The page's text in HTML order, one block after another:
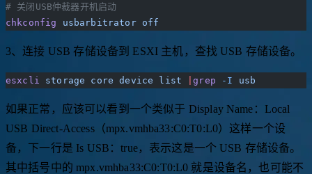
# 关闭USB仲裁器开机启动
chkconfig usbarbitrator off
3、连接 USB 存储设备到 ESXI 主机，查找 USB 存储设备。
esxcli storage core device list |grep -I usb
如果正常，应该可以看到一个类似于 Display Name：Local
USB Direct-Access（mpx.vmhba33:C0:T0:L0）这样一个设
备，下一行是 Is USB：true，表示这是一个 USB 存储设备。
其中括号中的 mpx.vmhba33:C0:T0:L0 就是设备名，也可能不